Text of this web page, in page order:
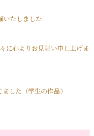
いたしました
に心よりお見舞い申し上げま
した（学生の作品）